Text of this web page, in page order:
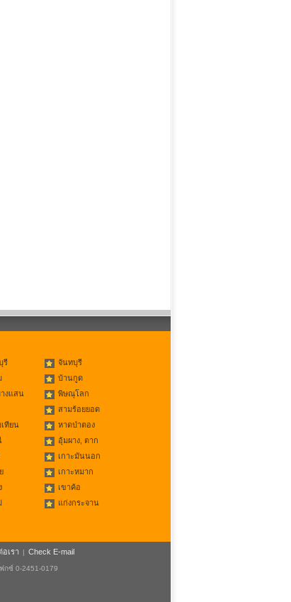
รี
จันทบุรี
บ้านกูด
งแสน
พิษณุโลก
สามร้อยยอด
ทียน
หาดป่าตอง
อุ้มผาง, ตาก
เกาะมันนอก
เกาะหมาก
เขาค้อ
แก่งกระจาน
อเรา | Check E-mail
กซ์ 0-2451-0179